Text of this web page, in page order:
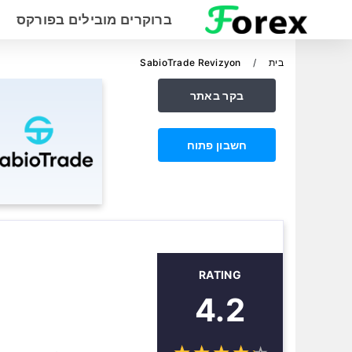
ברוקרים מובילים בפורקס
בית SabioTrade Revizyon
בקר באתר
חשבון פתוח
RATING
4.2